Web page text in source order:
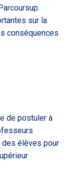
sur la
conséquences
de postuler à
élèves pour